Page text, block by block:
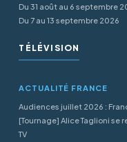
Du 31 août au 6 septembre
Du 7 au 13 septembre 2026
TÉLÉVISION
ACTUALITÉ FRANCE
Audiences juillet 2026 :
[Tournage] Alice Taglioni se
TV